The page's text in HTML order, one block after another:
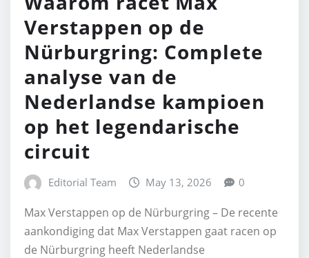
Verstappen op de
Nürburgring: Complete
analyse van de
Nederlandse kampioen
op het legendarische
circuit
Editorial Team May 13, 2026 0
Max Verstappen op de Nürburgring – De recente
aankondiging dat Max Verstappen gaat racen op
de Nürburgring heeft Nederlandse